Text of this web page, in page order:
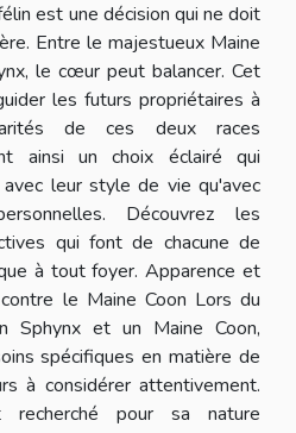
est une décision qui ne doit
Entre le majestueux Maine
le cœur peut balancer. Cet
les futurs propriétaires à
de ces deux races
ainsi un choix éclairé qui
avec leur style de vie qu'avec
Découvrez les
qui font de chacune de
à tout foyer. Apparence et
le Maine Coon Lors du
Sphynx et un Maine Coon,
spécifiques en matière de
à considérer attentivement.
recherché pour sa nature